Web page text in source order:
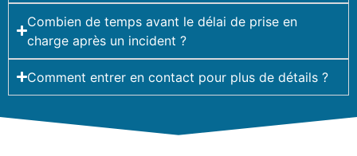
Combien de temps avant le délai de prise en
charge après un incident ?
Comment entrer en contact pour plus de détails ?